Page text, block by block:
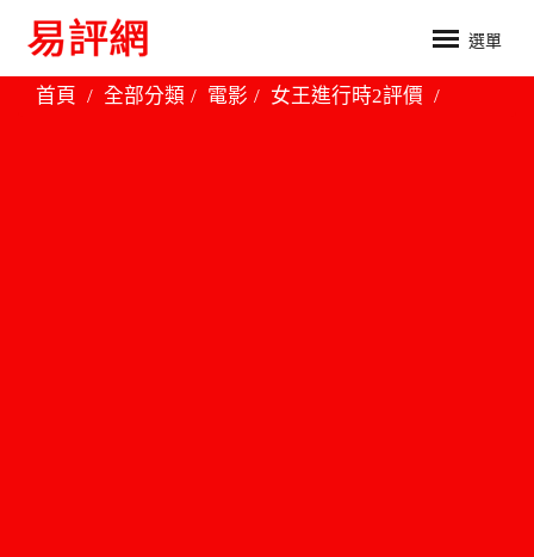
選單
首頁 全部分類 電影 女王進行時2評價